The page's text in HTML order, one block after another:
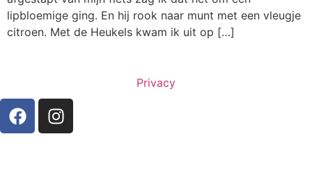
lipbloemige ging. En hij rook naar munt met een vleugje
citroen. Met de Heukels kwam ik uit op […]
Privacy